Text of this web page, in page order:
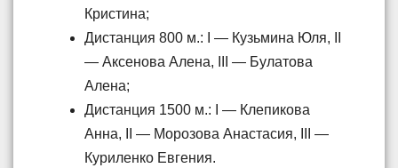
Кристина;
Дистанция 800 м.: I — Кузьмина Юля, II
— Аксенова Алена, III — Булатова
Алена;
Дистанция 1500 м.: I — Клепикова
Анна, II — Морозова Анастасия, III —
Куриленко Евгения.